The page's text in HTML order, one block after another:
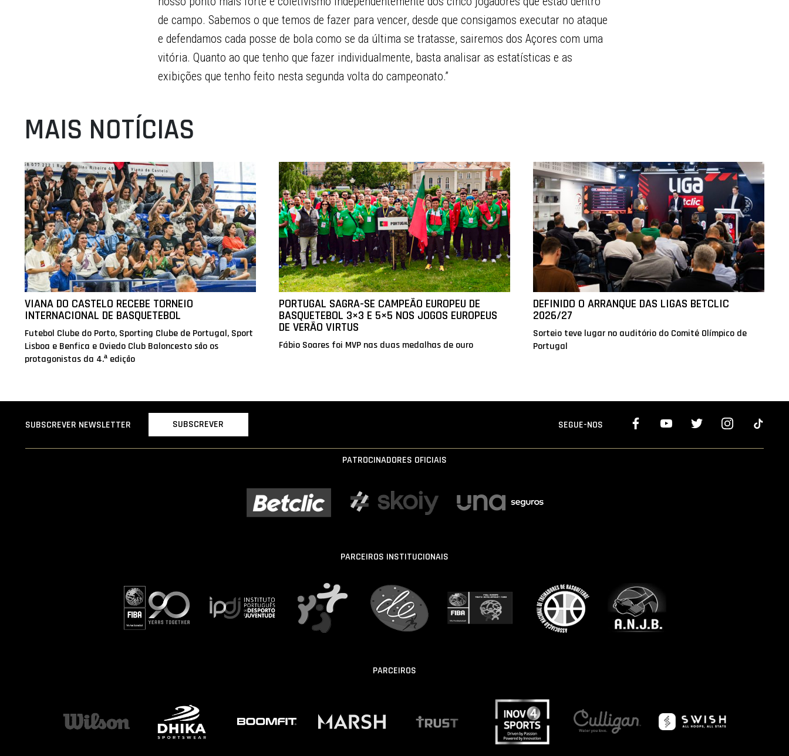
de campo. Sabemos o que temos de fazer para vencer, desde que consigamos executar no ataque
e defendamos cada posse de bola como se da última se tratasse, sairemos dos Açores com uma
vitória. Quanto ao que tenho que fazer individualmente, basta analisar as estatísticas e as
exibições que tenho feito nesta segunda volta do campeonato.”
MAIS NOTÍCIAS
VIANA DO CASTELO RECEBE TORNEIO
INTERNACIONAL DE BASQUETEBOL
Futebol Clube do Porto, Sporting Clube de Portugal, Sport
Lisboa e Benfica e Oviedo Club Baloncesto são os
protagonistas da 4.ª edição
PORTUGAL SAGRA-SE CAMPEÃO EUROPEU DE
BASQUETEBOL 3×3 E 5×5 NOS JOGOS EUROPEUS
DE VERÃO VIRTUS
Fábio Soares foi MVP nas duas medalhas de ouro
DEFINIDO O ARRANQUE DAS LIGAS BETCLIC
2026/27
Sorteio teve lugar no auditório do Comité Olímpico de
Portugal
SUBSCREVER NEWSLETTER SUBSCREVER SEGUE-NOS
PATROCINADORES OFICIAIS
PARCEIROS INSTITUCIONAIS
PARCEIROS